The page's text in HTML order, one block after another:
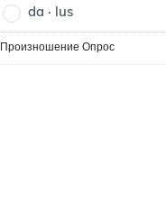
da · lus
Произношение Опрос